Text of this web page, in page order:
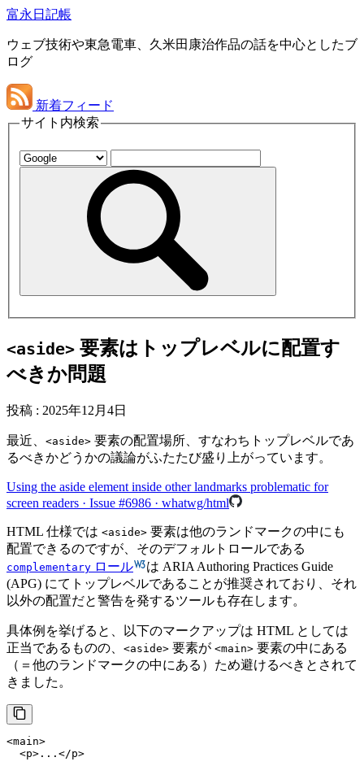
富永日記帳
ウェブ技術や東急電車、久米田康治作品の話を中心としたブ
ログ
新着フィード
サイト内検索
<aside> 要素はトップレベルに配置す
べきか問題
投稿 : 2025年12月4日
最近、 <aside> 要素の配置場所、すなわちトップレベルであ
るべきかどうかの議論がふたたび盛り上がっています。
Using the aside element inside other landmarks problematic for
screen readers · Issue #6986 · whatwg/html
HTML 仕様では <aside> 要素は他のランドマークの中にも
配置できるのですが、そのデフォルトロールである
complementary ロール
は ARIA Authoring Practices Guide
(APG) にてトップレベルであることが推奨されており、それ
以外の配置だと警告を発するツールも存在します。
具体例を挙げると、以下のマークアップは HTML としては
正当であるものの、 <aside> 要素が <main> 要素の中にある
（＝他のランドマークの中にある）ため避けるべきとされて
きました。
<main>
<p> ... </p>